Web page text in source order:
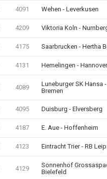
4091 Wehen - Leverkusen
4209 Viktoria Koln -
4175 Saarbrucken - Hertha
4131 Hemelingen - Hannover
4089
Luneburger SK Hansa
Bremen
4095 Duisburg - Elversberg
4187 E. Aue - Hoffenheim
4123 Eintracht Trier - RB
4129
Sonnenhof
Bielefeld